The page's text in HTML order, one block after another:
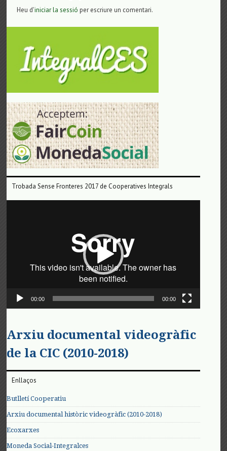
Heu d'iniciar la sessió per escriure un comentari.
Trobada Sense Fronteres 2017 de Cooperatives Integrals
00:00 00:00
Arxiu documental videogràfic
de la CIC (2010-2018)
Enllaços
Butlletí Cooperatiu
Arxiu documental històric videogràfic (2010-2018)
Ecoxarxes
Moneda Social-Integralces